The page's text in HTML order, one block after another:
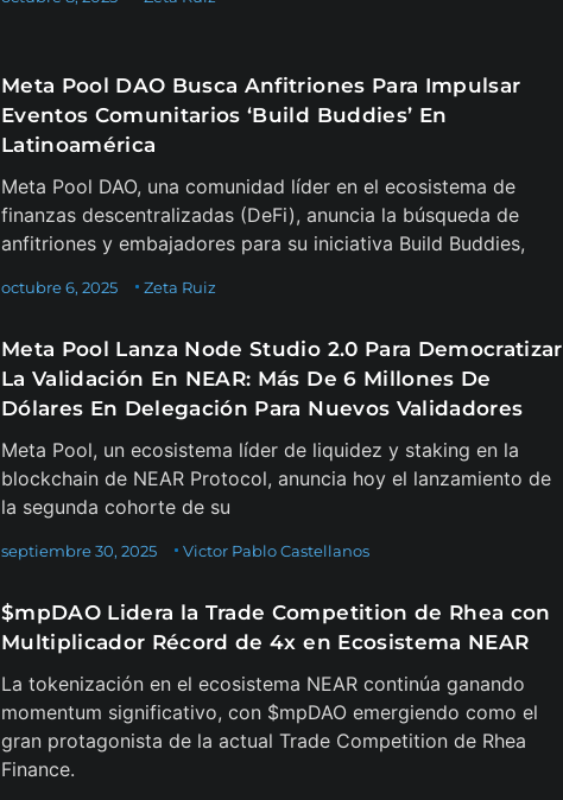
Meta Pool DAO Busca Anfitriones Para Impulsar
Eventos Comunitarios ‘Build Buddies’ En
Latinoamérica
Meta Pool DAO, una comunidad líder en el ecosistema de
finanzas descentralizadas (DeFi), anuncia la búsqueda de
anfitriones y embajadores para su iniciativa Build Buddies,
Zeta Ruiz
octubre 6, 2025
Meta Pool Lanza Node Studio 2.0 Para Democratizar
La Validación En NEAR: Más De 6 Millones De
Dólares En Delegación Para Nuevos Validadores
Meta Pool, un ecosistema líder de liquidez y staking en la
blockchain de NEAR Protocol, anuncia hoy el lanzamiento de
la segunda cohorte de su
Victor Pablo Castellanos
septiembre 30, 2025
$mpDAO Lidera la Trade Competition de Rhea con
Multiplicador Récord de 4x en Ecosistema NEAR
La tokenización en el ecosistema NEAR continúa ganando
momentum significativo, con $mpDAO emergiendo como el
gran protagonista de la actual Trade Competition de Rhea
Finance.